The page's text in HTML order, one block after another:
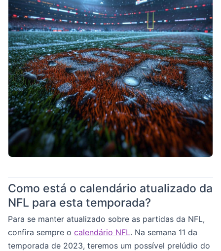
Como está o calendário atualizado da
NFL para esta temporada?
Para se manter atualizado sobre as partidas da NFL,
confira sempre o calendário NFL. Na semana 11 da
temporada de 2023, teremos um possível prelúdio do